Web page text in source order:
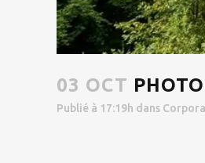
03 OCT
Publié à 17:19h dans